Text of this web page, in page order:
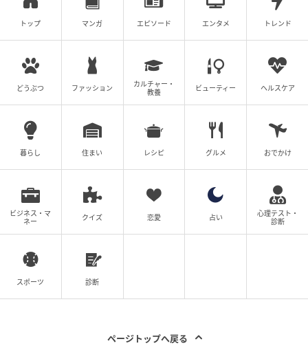
トップ マンガ エピソード エンタメ トレンド
どうぶつ ファッション
カルチャー・
教養
ビューティー ヘルスケア
暮らし 住まい レシピ グルメ おでかけ
ビジネス・マ
ネー
クイズ 恋愛 占い
心理テスト・
診断
スポーツ 診断
ページトップへ戻る